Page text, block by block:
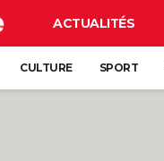
ACTUALITÉS
CULTURE SPORT